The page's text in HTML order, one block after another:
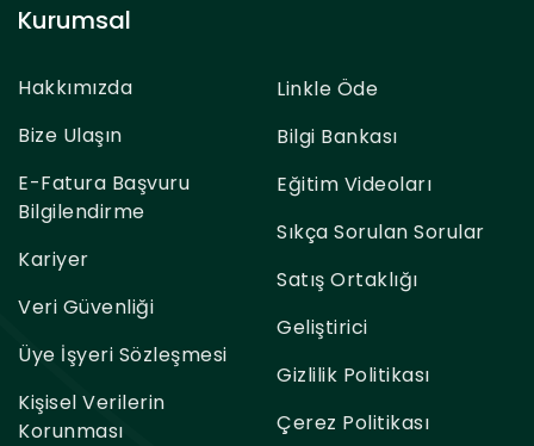
Kurumsal
Hakkımızda
Bize Ulaşın
E-Fatura Başvuru
Bilgilendirme
Kariyer
Veri Güvenliği
Üye İşyeri Sözleşmesi
Kişisel Verilerin
Korunması
Linkle Öde
Bilgi Bankası
Eğitim Videoları
Sıkça Sorulan Sorular
Satış Ortaklığı
Geliştirici
Gizlilik Politikası
Çerez Politikası